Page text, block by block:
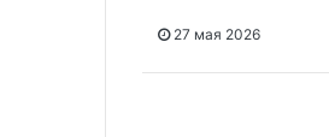
27 мая 2026